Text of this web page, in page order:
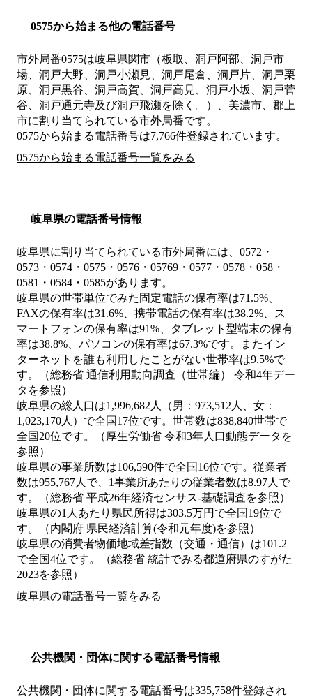
0575から始まる他の電話番号
市外局番0575は岐阜県関市（板取、洞戸阿部、洞戸市
場、洞戸大野、洞戸小瀬見、洞戸尾倉、洞戸片、洞戸栗
原、洞戸黒谷、洞戸高賀、洞戸高見、洞戸小坂、洞戸菅
谷、洞戸通元寺及び洞戸飛瀬を除く。）、美濃市、郡上
市に割り当てられている市外局番です。
0575から始まる電話番号は7,766件登録されています。
0575から始まる電話番号一覧をみる
岐阜県の電話番号情報
岐阜県に割り当てられている市外局番には、0572・
0573・0574・0575・0576・05769・0577・0578・058・
0581・0584・0585があります。
岐阜県の世帯単位でみた固定電話の保有率は71.5%、
FAXの保有率は31.6%、携帯電話の保有率は38.2%、ス
マートフォンの保有率は91%、タブレット型端末の保有
率は38.8%、パソコンの保有率は67.3%です。またイン
ターネットを誰も利用したことがない世帯率は9.5%で
す。（総務省 通信利用動向調査（世帯編） 令和4年デー
タを参照）
岐阜県の総人口は1,996,682人（男：973,512人、女：
1,023,170人）で全国17位です。世帯数は838,840世帯で
全国20位です。（厚生労働省 令和3年人口動態データを
参照）
岐阜県の事業所数は106,590件で全国16位です。従業者
数は955,767人で、1事業所あたりの従業者数は8.97人で
す。（総務省 平成26年経済センサス‐基礎調査を参照）
岐阜県の1人あたり県民所得は303.5万円で全国19位で
す。（内閣府 県民経済計算(令和元年度)を参照）
岐阜県の消費者物価地域差指数（交通・通信）は101.2
で全国4位です。（総務省 統計でみる都道府県のすがた
2023を参照）
岐阜県の電話番号一覧をみる
公共機関・団体に関する電話番号情報
公共機関・団体に関する電話番号は335,758件登録され